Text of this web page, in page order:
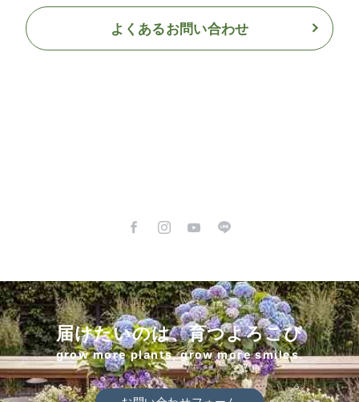
よくあるお問い合わせ
届けたいのは、育つよろこび
grow more plants, grow more smiles.